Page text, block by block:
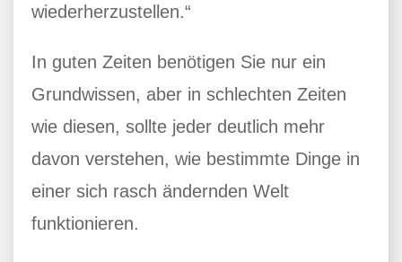
wiederherzustellen.“
In guten Zeiten benötigen Sie nur ein
Grundwissen, aber in schlechten Zeiten
wie diesen, sollte jeder deutlich mehr
davon verstehen, wie bestimmte Dinge in
einer sich rasch ändernden Welt
funktionieren.